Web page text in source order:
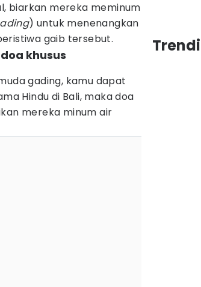
biarkan mereka meminum
) untuk menenangkan
gaib tersebut.
khusus
gading, kamu dapat
Hindu di Bali, maka doa
mereka minum air